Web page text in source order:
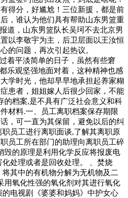
得分，好尴尬！三位新援，都是前
，谁认为他们具有帮助山东男篮重
道，山东男篮队长吴珂不去北京男
以李敬宇为主，后卫层面以王汝恒
家关心的问题，再次引起热议。
平淡简单的日子，虽然有些窘
观坚强地面对着，这种精神也感
时光，他却早早地承担起养家糊
者，姐姐嫁人后很少回家，不能
档案,是不具有广泛社会意义和科
材料.一、员工离职档案保存期限
，可一直为其保留，避免以后的纠
员工进行离职面谈,了解其离职原
员工所在部门的助理向离职员工碎
毁的原理是利用化学反应将报废电
处理或者是回收处理。 、焚烧
其中的有机物分解为无机物及二
用氧化性强的氧化剂对其进行氧化
电视剧《婆婆和妈妈》中护女心